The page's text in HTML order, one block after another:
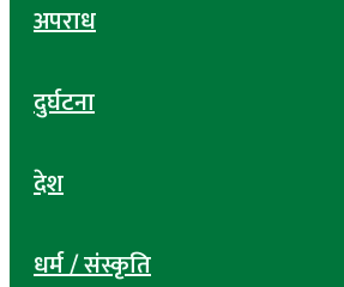
अपराध
दुर्घटना
देश
धर्म / संस्कृति